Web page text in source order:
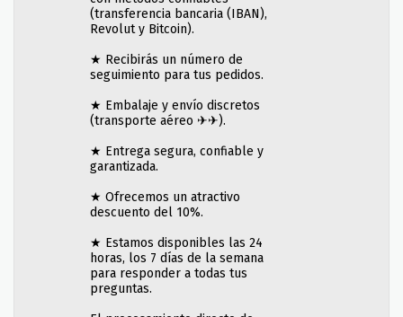
(transferencia bancaria (IBAN),
Revolut y Bitcoin).
★ Recibirás un número de
seguimiento para tus pedidos.
★ Embalaje y envío discretos
(transporte aéreo ✈✈).
★ Entrega segura, confiable y
garantizada.
★ Ofrecemos un atractivo
descuento del 10%.
★ Estamos disponibles las 24
horas, los 7 días de la semana
para responder a todas tus
preguntas.